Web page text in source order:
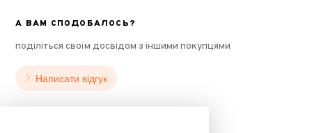
А ВАМ СПОДОБАЛОСЬ?
поділіться своїм досвідом з іншими покупцями
Написати відгук